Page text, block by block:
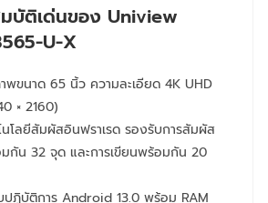
บัติเด่นของ Uniview
U-X
พขนาด 65 นิ้ว ความละเอียด 4K UHD
× 2160)
นโลยีสัมผัสอินฟราเรด รองรับการสัมผัส
กัน 32 จุด และการเขียนพร้อมกัน 20
ปฏิบัติการ Android 13.0 พร้อม RAM